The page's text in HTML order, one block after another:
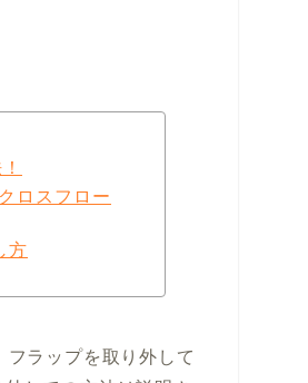
ロスフロー
方
フラップを取り外して